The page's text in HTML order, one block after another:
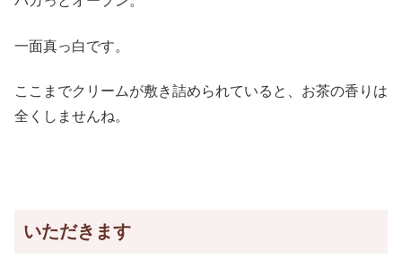
一面真っ白です。
ここまでクリームが敷き詰められていると、お茶の香りは
全くしませんね。
いただきます